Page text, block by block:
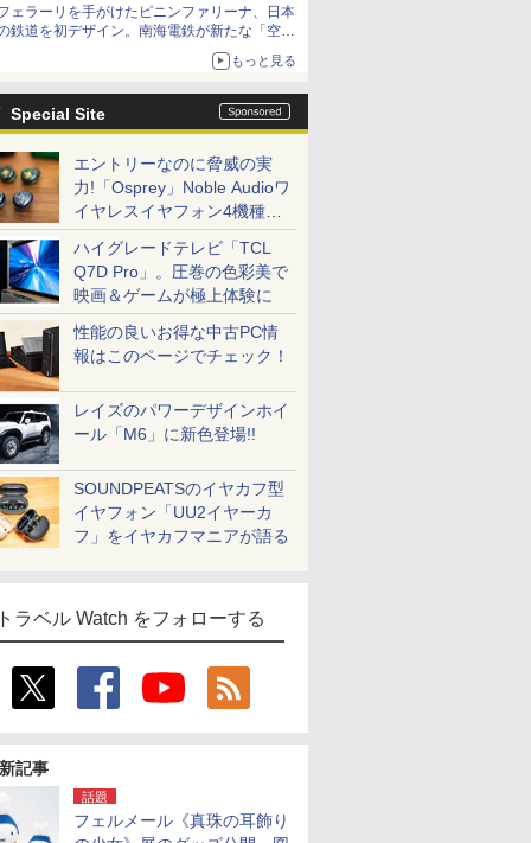
ェラーリを手がけたピニンファリーナ、日本
鉄道を初デザイン。南海電鉄が新たな「空港
もっと見る
Special Site
エントリーなのに脅威の実
力!「Osprey」Noble Audioワ
イヤレスイヤフォン4機種を
一気に聴く
ハイグレードテレビ「TCL
Q7D Pro」。圧巻の色彩美で
映画＆ゲームが極上体験に
性能の良いお得な中古PC情
報はこのページでチェック！
レイズのパワーデザインホイ
ール「M6」に新色登場!!
SOUNDPEATSのイヤカフ型
イヤフォン「UU2イヤーカ
フ」をイヤカフマニアが語る
ラベル Watch をフォローする
記事
話題
フェルメール《真珠の耳飾り